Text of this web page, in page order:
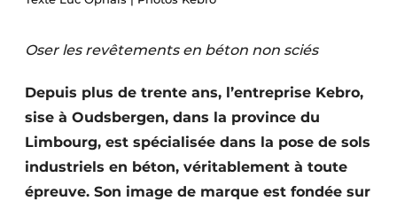
Video’s
Construction bois
Contrôle d’accès
Oser les revêtements en béton non sciés
Depuis plus de trente ans, l’entreprise Kebro,
sise à Oudsbergen, dans la province du
Limbourg, est spécialisée dans la pose de sols
industriels en béton, véritablement à toute
épreuve. Son image de marque est fondée sur